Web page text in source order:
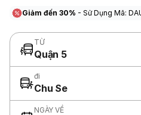
Giảm đến 30% - Sử Dụng Mã:
TỪ
Quận 5
đi
Chu Se
NGÀY VỀ